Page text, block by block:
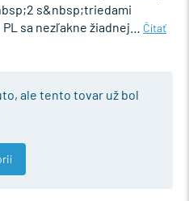
s&nbsp;triedami
sa nezľakne žiadnej…
Čítať
ale tento tovar už bol